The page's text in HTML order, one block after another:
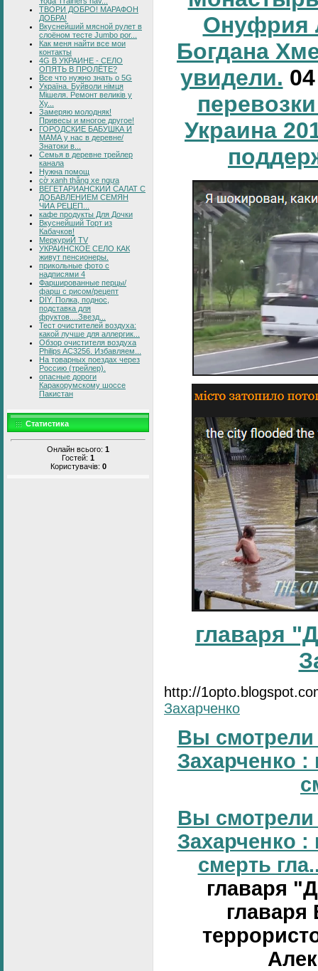
ТВОРИ ДОБРО! МАРАФОН
ДОБРА!
Вкуснейший мясной рулет в
слоёном тесте Jumbo por...
Как меня найти все мои
контакты
4G В УКРАИНЕ - СЕЛО
ОПЯТЬ В ПРОЛЁТЕ?
Все что нужно знать о 5G
Україна. Буйволи німця
Мішеля. Ремонт великів у
Ху...
Замеряю молодняк!
Привесы и многое другое!
ГОРОДСКИЕ БАБУШКА И
МАМА у нас в деревне/
Знатоки в...
Семья в деревне трейлер
канала
Нужна помощ
cờ xanh thắng xe ngựa
ВЕГЕТАРИАНСКИЙ САЛАТ С
ДОБАВЛЕНИЕМ СЕМЯН
ЧИА РЕЦЕП...
кафе продукты Для Дочки
Вкуснейший Торт из
Кабачков!
МеркуриЙ TV
УКРАИНСКОЕ СЕЛО КАК
живут пенсионеры.
прикольные фото с
надписями 4
Фаршированные перцы/
фарш с рисом/рецепт
DIY. Полка, поднос,
подставка для
фруктов....Звезд...
Тест очистителей воздуха:
какой лучше для аллергик...
Обзор очистителя воздуха
Philips AC3256. Избавляем...
На товарных поездах через
Россию (трейлер).
опасные дороги
Каракорумскому шоссе
Пакистан
Статистика
Онлайн всього: 1
Гостей: 1
Користувачів: 0
Онуфрия
Богдана
увидели.
Украина
главаря
http://
Захарченко
Вы
Захарченко
Вы
Захарченко
смерть
главаря
главаря